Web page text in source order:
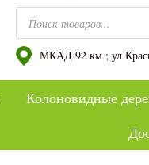
Поиск товаров
МКАД 92 км ; ул
Колоновидные